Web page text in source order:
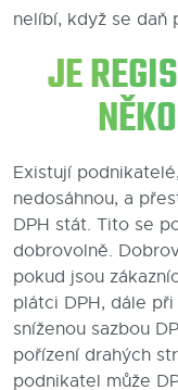
nelíbí, když se daň
JE
Existují
nedosáhnou, a
DPH stát. Tito se
dobrovolně.
pokud jsou
plátci DPH, dále
sníženou sazbou
pořízení drahých
podnikatel může